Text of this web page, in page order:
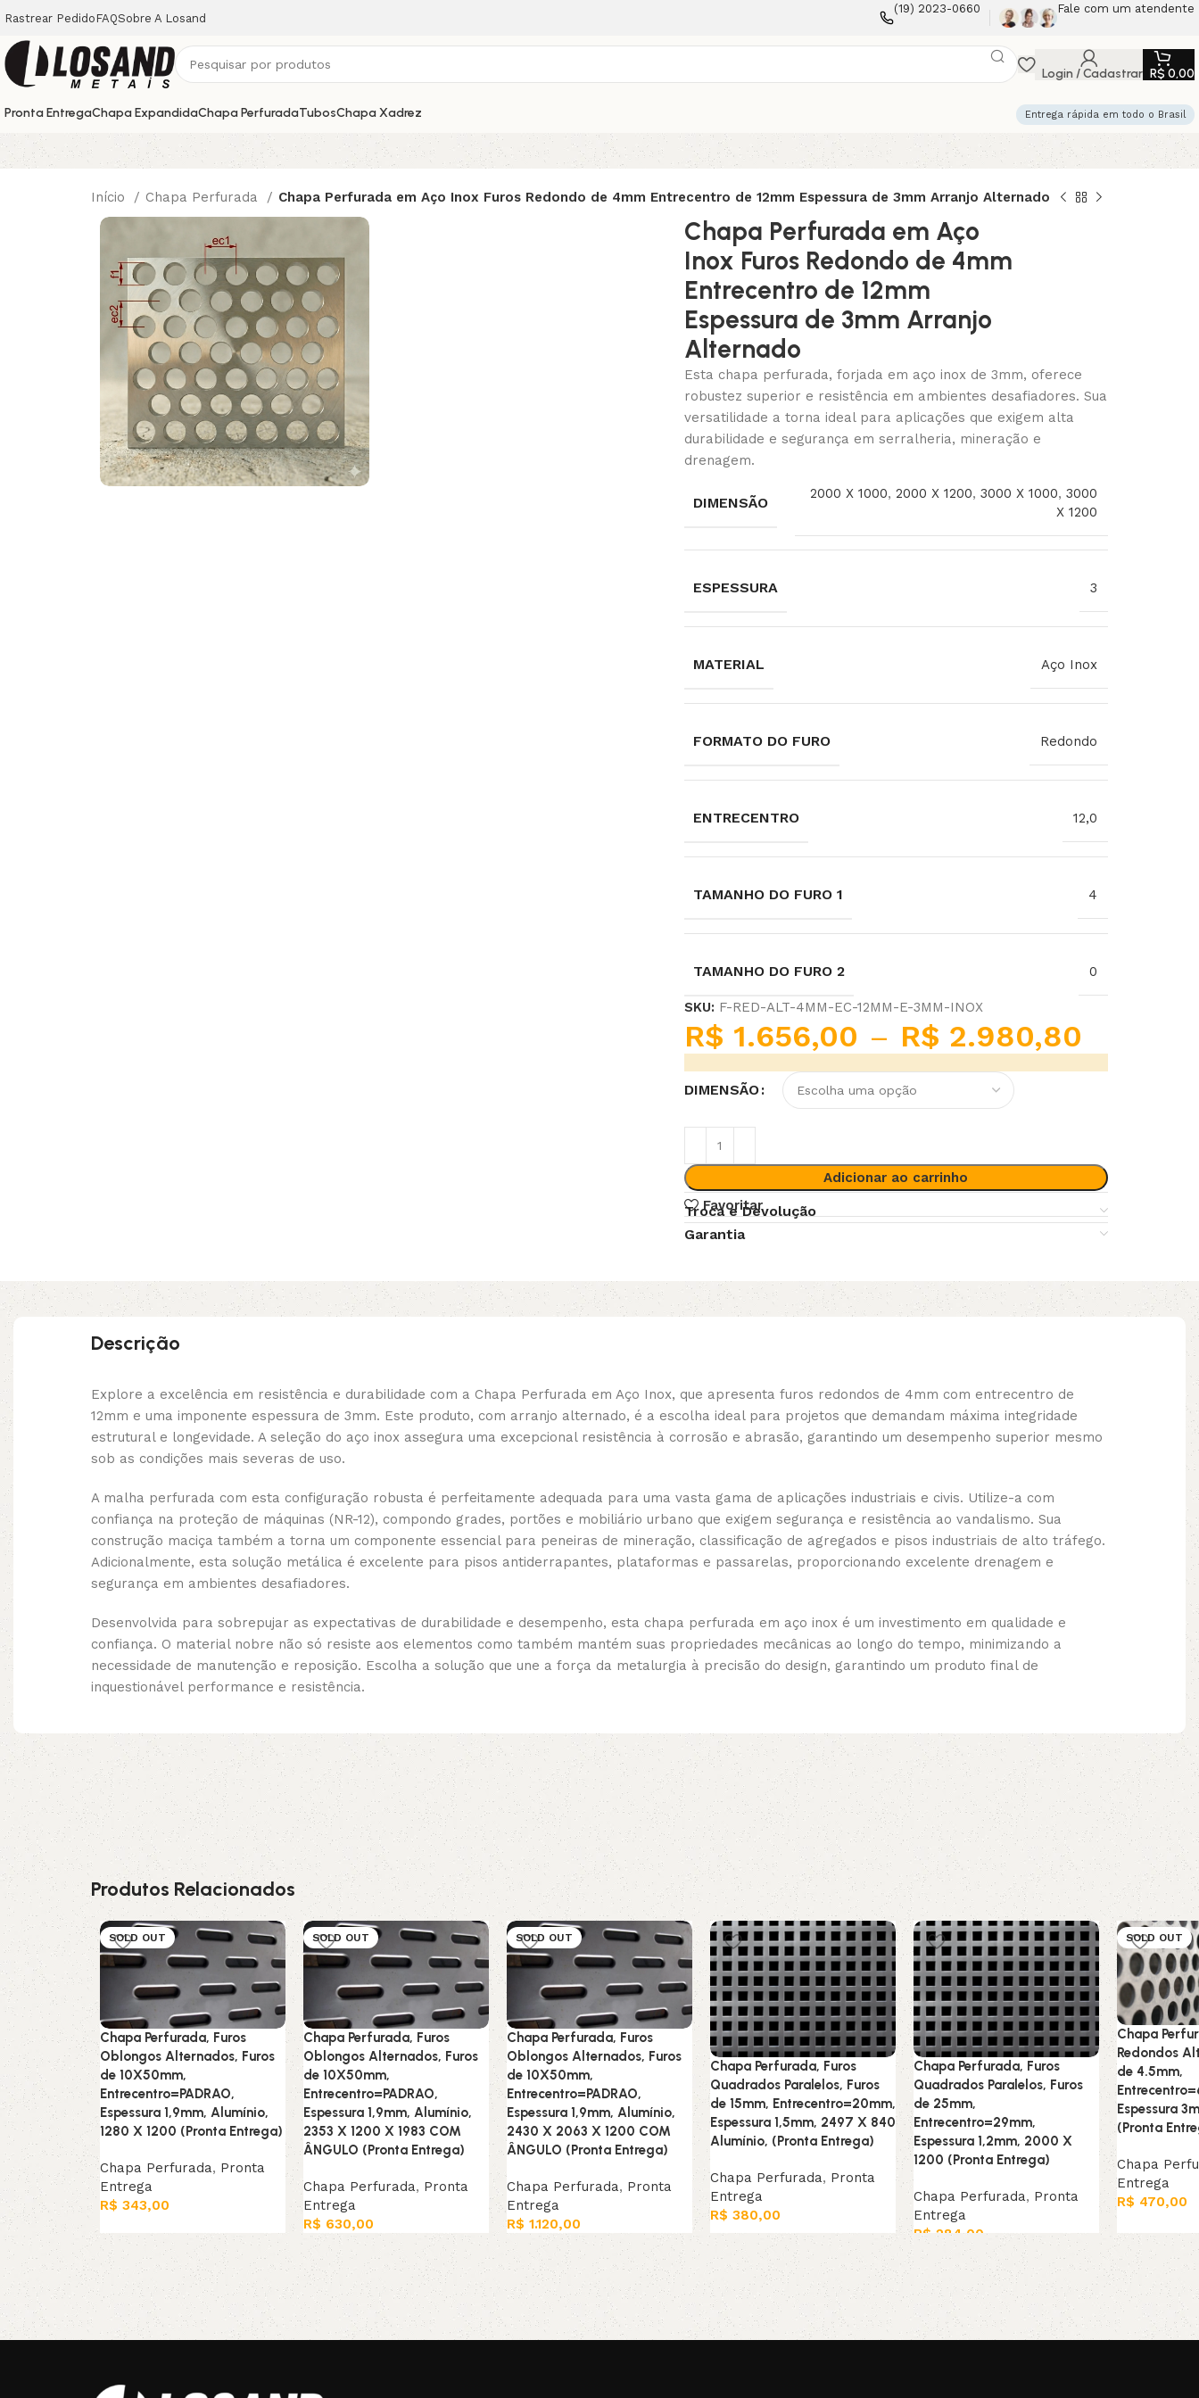
Rastrear Pedido FAQSobre A Losand
(19) 2023-0660 Fale com um atendente
Login / Cadastrar R$ 0,00
Pronta EntregaChapa ExpandidaChapa PerfuradaTubosChapa Xadrez Entrega rápida em todo o Brasil
Início Chapa Perfurada Chapa Perfurada em Aço Inox Furos Redondo de 4mm Entrecentro de 12mm Espessura de 3mm Arranjo Alternado
Chapa Perfurada em Aço
Inox Furos Redondo de 4mm
Entrecentro de 12mm
Espessura de 3mm Arranjo
Alternado
Esta chapa perfurada, forjada em aço inox de 3mm, oferece
robustez superior e resistência em ambientes desafiadores. Sua
versatilidade a torna ideal para aplicações que exigem alta
durabilidade e segurança em serralheria, mineração e
drenagem.
DIMENSÃO
2000 X 1000, 2000 X 1200, 3000 X 1000, 3000
X 1200
ESPESSURA 3
MATERIAL Aço Inox
FORMATO DO FURO Redondo
ENTRECENTRO 12,0
TAMANHO DO FURO 1 4
TAMANHO DO FURO 2 0
SKU: F-RED-ALT-4MM-EC-12MM-E-3MM-INOX
R$ 1.656,00 – R$ 2.980,80
DIMENSÃO
Adicionar ao carrinho
Favoritar
Troca e Devolução
Garantia
Descrição
Explore a excelência em resistência e durabilidade com a Chapa Perfurada em Aço Inox, que apresenta furos redondos de 4mm com entrecentro de
12mm e uma imponente espessura de 3mm. Este produto, com arranjo alternado, é a escolha ideal para projetos que demandam máxima integridade
estrutural e longevidade. A seleção do aço inox assegura uma excepcional resistência à corrosão e abrasão, garantindo um desempenho superior mesmo
sob as condições mais severas de uso.
A malha perfurada com esta configuração robusta é perfeitamente adequada para uma vasta gama de aplicações industriais e civis. Utilize-a com
confiança na proteção de máquinas (NR-12), compondo grades, portões e mobiliário urbano que exigem segurança e resistência ao vandalismo. Sua
construção maciça também a torna um componente essencial para peneiras de mineração, classificação de agregados e pisos industriais de alto tráfego.
Adicionalmente, esta solução metálica é excelente para pisos antiderrapantes, plataformas e passarelas, proporcionando excelente drenagem e
segurança em ambientes desafiadores.
Desenvolvida para sobrepujar as expectativas de durabilidade e desempenho, esta chapa perfurada em aço inox é um investimento em qualidade e
confiança. O material nobre não só resiste aos elementos como também mantém suas propriedades mecânicas ao longo do tempo, minimizando a
necessidade de manutenção e reposição. Escolha a solução que une a força da metalurgia à precisão do design, garantindo um produto final de
inquestionável performance e resistência.
Produtos Relacionados
SOLD OUT
Chapa Perfurada, Furos
Oblongos Alternados, Furos
de 10X50mm,
Entrecentro=PADRAO,
Espessura 1,9mm, Alumínio,
1280 X 1200 (Pronta Entrega)
Chapa Perfurada, Pronta
Entrega
R$ 343,00
SOLD OUT
Chapa Perfurada, Furos
Oblongos Alternados, Furos
de 10X50mm,
Entrecentro=PADRAO,
Espessura 1,9mm, Alumínio,
2353 X 1200 X 1983 COM
ÂNGULO (Pronta Entrega)
Chapa Perfurada, Pronta
Entrega
R$ 630,00
Leia mais
SOLD OUT
Chapa Perfurada, Furos
Oblongos Alternados, Furos
de 10X50mm,
Entrecentro=PADRAO,
Espessura 1,9mm, Alumínio,
2430 X 2063 X 1200 COM
ÂNGULO (Pronta Entrega)
Chapa Perfurada, Pronta
Entrega
R$ 1.120,00
Leia mais
Chapa Perfurada, Furos
Quadrados Paralelos, Furos
de 15mm, Entrecentro=20mm,
Espessura 1,5mm, 2497 X 840
Alumínio, (Pronta Entrega)
Chapa Perfurada, Pronta
Entrega
R$ 380,00
Adicionar ao carrinho
Chapa Perfurada, Furos
Quadrados Paralelos, Furos
de 25mm,
Entrecentro=29mm,
Espessura 1,2mm, 2000 X
1200 (Pronta Entrega)
Chapa Perfurada, Pronta
Entrega
R$ 284,00
Adicionar ao carrinho
SOLD OUT
Chapa
Redondos
de 4.5mm,
Espessura
(Pronta
Chapa
Entrega
R$ 470,00